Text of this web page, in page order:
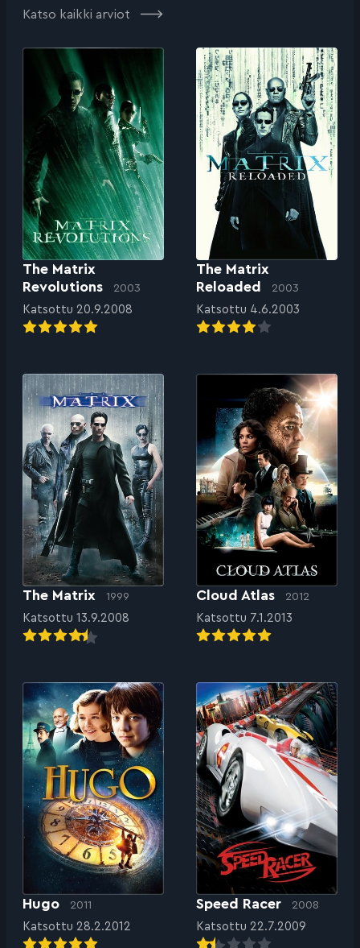
Katso kaikki arviot
The Matrix
Revolutions
2003
Katsottu 20.9.2008
The Matrix
Reloaded
2003
Katsottu 4.6.2003
The Matrix 1999
Katsottu 13.9.2008
Cloud Atlas 2012
Katsottu 7.1.2013
Hugo 2011
Katsottu 28.2.2012
Speed Racer 2008
Katsottu 22.7.2009